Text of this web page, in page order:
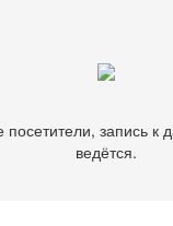
запись к
ведётся.